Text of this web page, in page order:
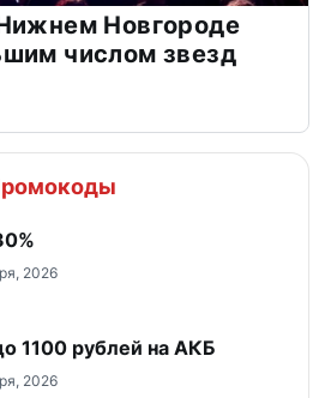
Новгороде
числом звезд
2026
1100 рублей на АКБ
2026